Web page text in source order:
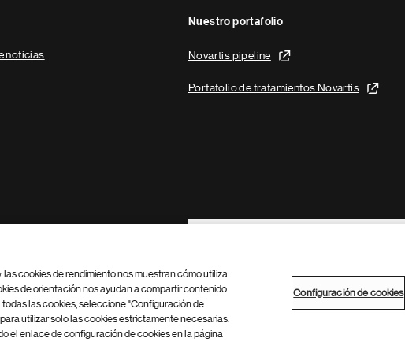
noticias
Nuestro portafolio
Novartis pipeline
Portafolio de tratamientos Novartis
Footer Site Search
Configuración de cookies Mapa del sitio
cookies de rendimiento nos muestran cómo utiliza
de orientación nos ayudan a compartir contenido
las cookies, seleccione "Configuración de
utilizar solo las cookies estrictamente necesarias.
el enlace de configuración de cookies en la página
Configuración de cookies